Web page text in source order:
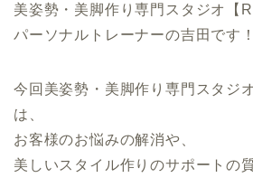
美姿勢・美脚作り専門スタジオ【
パーソナルトレーナーの吉田です！
今回美姿勢・美脚作り専門スタジ
は、
お客様のお悩みの解消や、
美しいスタイル作りのサポートの